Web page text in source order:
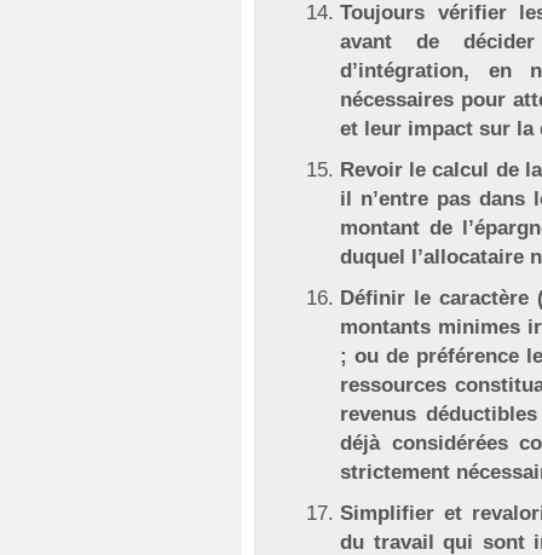
Toujours vérifier
avant de
d’intégration, en
nécessaires pour
et leur impact sur
Revoir le calcul de
il n’entre pas dans
montant de
duquel l’allocataire
Définir le caractère
montants minimes
; ou de préférence
ressources
revenus
déjà considérées
strictement
Simplifier et
du travail qui sont